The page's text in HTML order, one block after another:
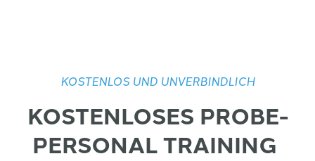
KOSTENLOS UND UNVERBINDLICH
KOSTENLOSES PROBE-
PERSONAL TRAINING ​